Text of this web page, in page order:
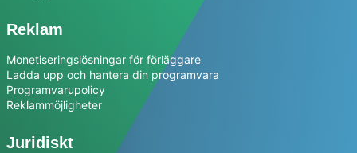
Reklam
Monetiseringslösningar för förläggare
Ladda upp och hantera din programvara
Programvarupolicy
Reklammöjligheter
Juridiskt